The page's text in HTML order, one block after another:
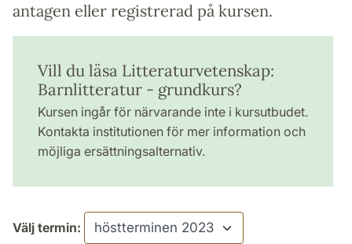
antagen eller registrerad på kursen.
Vill du läsa Litteraturvetenskap:
Barnlitteratur - grundkurs?
Kursen ingår för närvarande inte i kursutbudet.
Kontakta institutionen för mer information och
möjliga ersättningsalternativ.
Välj termin: